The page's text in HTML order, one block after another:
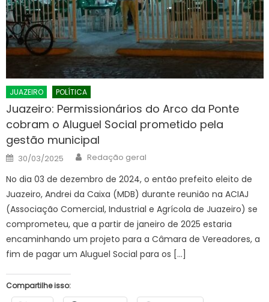
JUAZEIRO POLÍTICA
Juazeiro: Permissionários do Arco da Ponte
cobram o Aluguel Social prometido pela
gestão municipal
Posted
on
30/03/2025 Author
Redação geral
No dia 03 de dezembro de 2024, o então prefeito eleito de
Juazeiro, Andrei da Caixa (MDB) durante reunião na ACIAJ
(Associação Comercial, Industrial e Agrícola de Juazeiro) se
comprometeu, que a partir de janeiro de 2025 estaria
encaminhando um projeto para a Câmara de Vereadores, a
fim de pagar um Aluguel Social para os […]
Compartilhe isso: